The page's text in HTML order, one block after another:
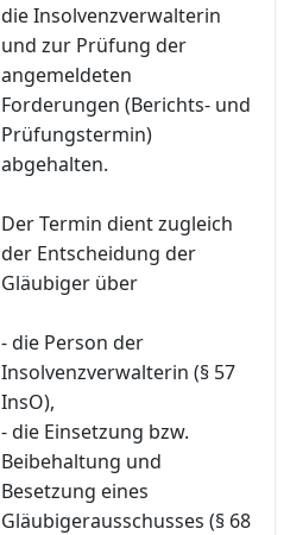
die Insolvenzverwalterin
und zur Prüfung der
angemeldeten
Forderungen (Berichts- und
Prüfungstermin)
abgehalten.
Der Termin dient zugleich
der Entscheidung der
Gläubiger über
- die Person der
Insolvenzverwalterin (§ 57
InsO),
- die Einsetzung bzw.
Beibehaltung und
Besetzung eines
Gläubigerausschusses (§ 68